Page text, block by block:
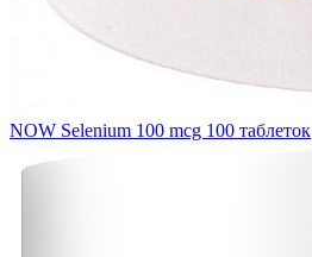
NOW Selenium 100 mcg 100 таблеток